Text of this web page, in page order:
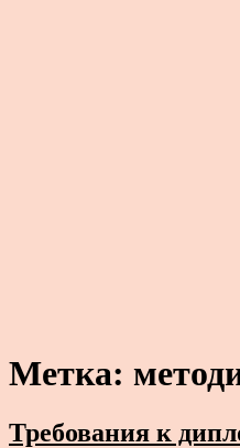
Метка:
Требования к